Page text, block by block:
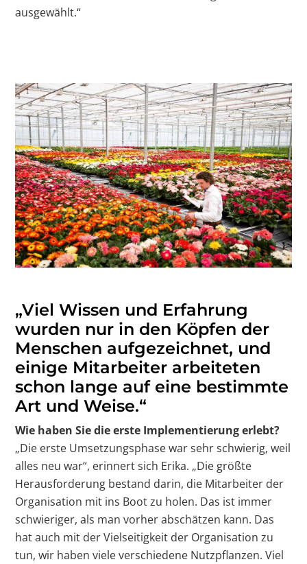
ausgewählt.“
„Viel Wissen und Erfahrung
wurden nur in den Köpfen der
Menschen aufgezeichnet, und
einige Mitarbeiter arbeiteten
schon lange auf eine bestimmte
Art und Weise.“
Wie haben Sie die erste Implementierung erlebt?
„Die erste Umsetzungsphase war sehr schwierig, weil
alles neu war“, erinnert sich Erika. „Die größte
Herausforderung bestand darin, die Mitarbeiter der
Organisation mit ins Boot zu holen. Das ist immer
schwieriger, als man vorher abschätzen kann. Das
hat auch mit der Vielseitigkeit der Organisation zu
tun, wir haben viele verschiedene Nutzpflanzen. Viel